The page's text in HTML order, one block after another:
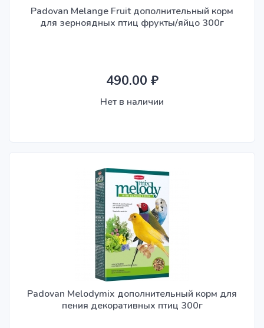
Padovan Melange Fruit дополнительный корм
для зерноядных птиц фрукты/яйцо 300г
490.00 ₽
Нет в наличии
Padovan Melodymix дополнительный корм для
пения декоративных птиц 300г